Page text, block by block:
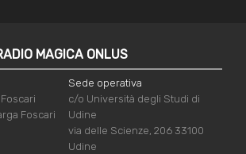
MAGICA ONLUS
Foscari
Sede operativa
c/o Università degli Studi di
Udine
via delle Scienze, 206 33100
Udine